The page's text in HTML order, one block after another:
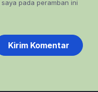
pada peramban ini